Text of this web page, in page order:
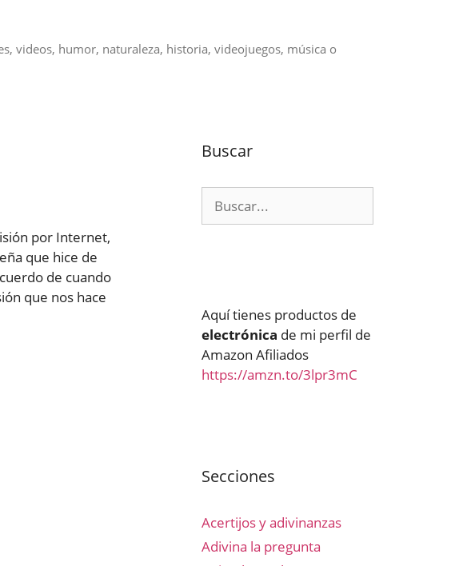
videos, humor, naturaleza, historia, videojuegos, música o
por Internet,
que hice de
de cuando
que nos hace
Buscar
Aquí tienes productos de
electrónica de mi perfil de
Amazon Afiliados
https://amzn.to/3lpr3mC
Secciones
Acertijos y adivinanzas
Adivina la pregunta